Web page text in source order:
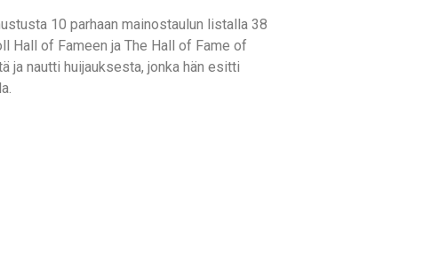
10 parhaan mainostaulun listalla 38
Hall of Fameen ja The Hall of Fame of
ja nautti huijauksesta, jonka hän esitti